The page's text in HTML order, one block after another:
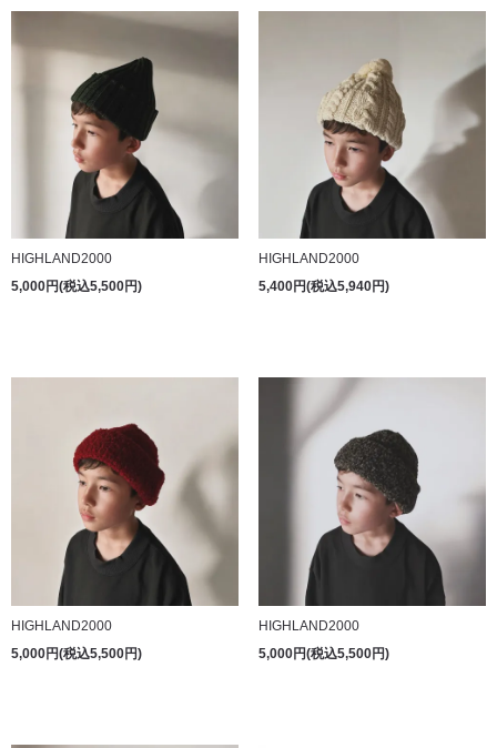
HIGHLAND2000
5,000円(税込5,500円)
HIGHLAND2000
5,400円(税込5,940円)
HIGHLAND2000
5,000円(税込5,500円)
HIGHLAND2000
5,000円(税込5,500円)